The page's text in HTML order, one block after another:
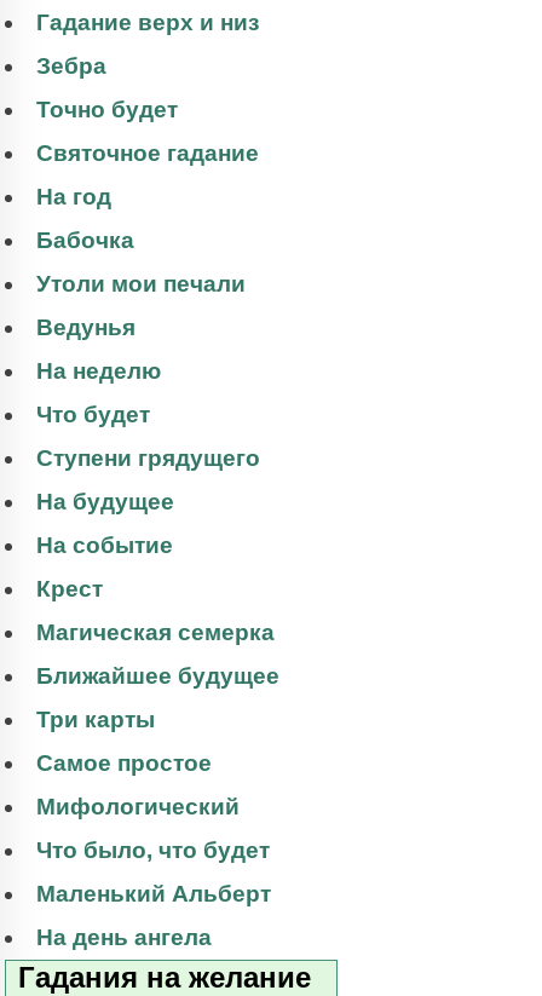
Гадание верх и низ
Зебра
Точно будет
Святочное гадание
На год
Бабочка
Утоли мои печали
Ведунья
На неделю
Что будет
Ступени грядущего
На будущее
На событие
Крест
Магическая семерка
Ближайшее будущее
Три карты
Самое простое
Мифологический
Что было, что будет
Маленький Альберт
На день ангела
Гадания на желание